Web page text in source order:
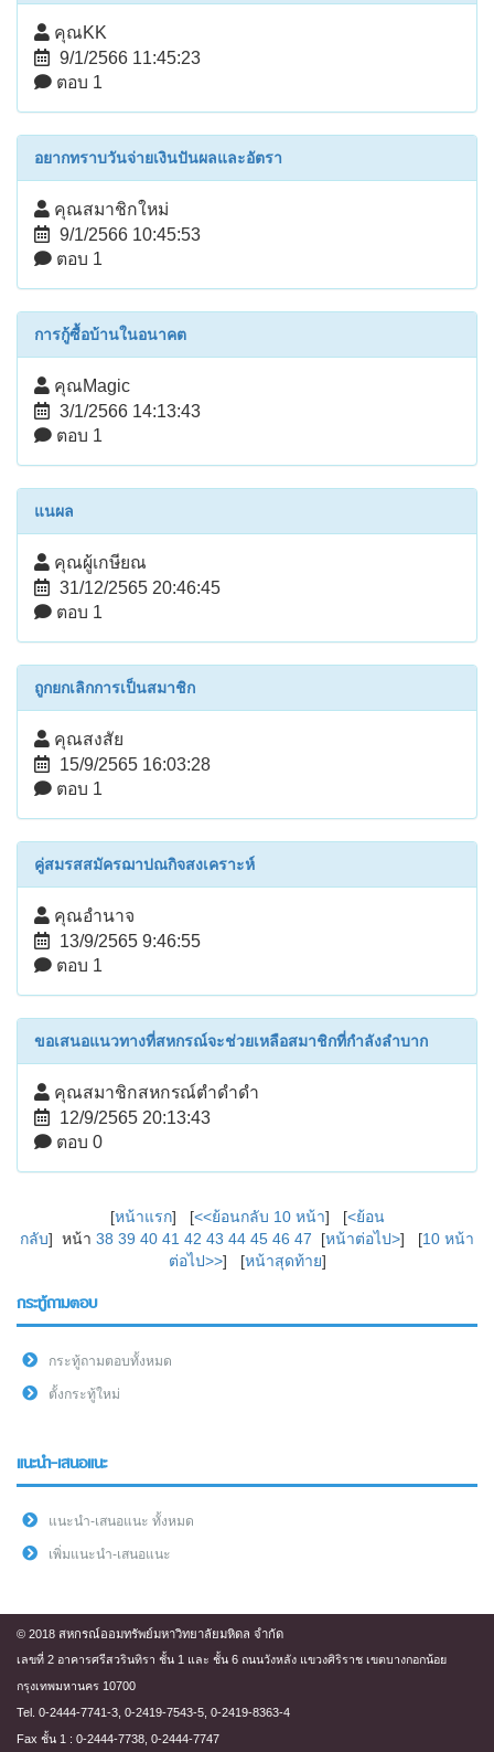
คุณKK
9/1/2566 11:45:23
ตอบ 1
อยากทราบวันจ่ายเงินปันผลและอัตรา
คุณสมาชิกใหม่
9/1/2566 10:45:53
ตอบ 1
การกู้ซื้อบ้านในอนาคต
คุณMagic
3/1/2566 14:13:43
ตอบ 1
แนผล
คุณผู้เกษียณ
31/12/2565 20:46:45
ตอบ 1
ถูกยกเลิกการเป็นสมาชิก
คุณสงสัย
15/9/2565 16:03:28
ตอบ 1
คู่สมรสสมัครฌาปณกิจสงเคราะห์
คุณอำนาจ
13/9/2565 9:46:55
ตอบ 1
ขอเสนอแนวทางที่สหกรณ์จะช่วยเหลือสมาชิกที่กำลังลำบาก
คุณสมาชิกสหกรณ์ตำดำดำ
12/9/2565 20:13:43
ตอบ 0
[หน้าแรก] [<<ย้อนกลับ 10 หน้า] [<ย้อน
กลับ] หน้า 38 39 40 41 42 43 44 45 46 47 [หน้าต่อไป>] [10 หน้า
ต่อไป>>] [หน้าสุดท้าย]
กระทู้ถามตอบ
กระทู้ถามตอบทั้งหมด
ตั้งกระทู้ใหม่
แนะนำ-เสนอแนะ
แนะนำ-เสนอแนะ ทั้งหมด
เพิ่มแนะนำ-เสนอแนะ
© 2018 สหกรณ์ออมทรัพย์มหาวิทยาลัยมหิดล จำกัด
เลขที่ 2 อาคารศรีสวรินทิรา ชั้น 1 และ ชั้น 6 ถนนวังหลัง แขวงศิริราช เขตบางกอกน้อย
กรุงเทพมหานคร 10700
Tel. 0-2444-7741-3, 0-2419-7543-5, 0-2419-8363-4
Fax ชั้น 1 : 0-2444-7738, 0-2444-7747